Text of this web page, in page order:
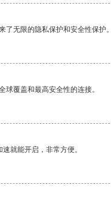
了无限的隐私保护和安全性保护
球覆盖和最高安全性的连接。
就能开启，非常方便。